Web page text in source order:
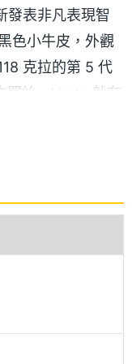
發表非凡表現智
色小牛皮，外觀
克拉的第 5 代
開始，Vertu 就在
開發技術用於精
質地強韌、高度
採用 Android 4.4